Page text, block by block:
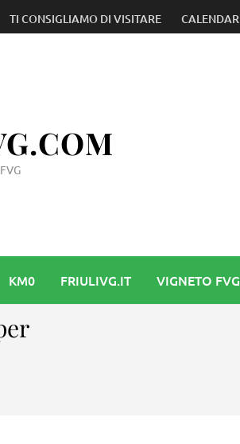
a San Vito al Tagliamento
TI CONSIGLIAMO DI VISITARE CALENDAR
KM0 FRIULIVG.IT VIGNETO FVG